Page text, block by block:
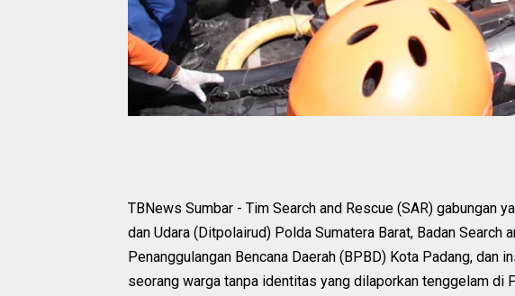
TBNews Sumbar - Tim Search and Rescue (SAR) gabungan
dan Udara (Ditpolairud) Polda Sumatera Barat, Badan Search
Penanggulangan Bencana Daerah (BPBD) Kota Padang, dan
seorang warga tanpa identitas yang dilaporkan tenggelam di